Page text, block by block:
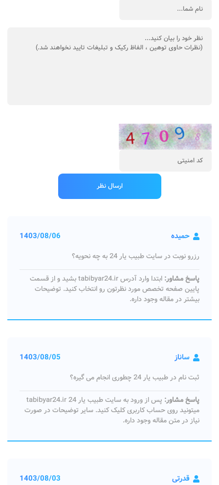
حمیده 1403/08/06
رزرو نوبت در سایت طبیب یار 24 به چه نحویه؟
پاسخ مشاور:
ابتدا وارد آدرس tabibyar24.ir بشید و از قسمت
پایین صفحه تخصص مورد نظرتون رو انتخاب کنید. توضیحات
بیشتر در مقاله وجود داره.
ساناز 1403/08/05
ثبت نام در طبیب یار 24 چطوری انجام می گیره؟
پاسخ مشاور:
پس از ورود به سایت طبیب یار 24 tabibyar24.ir
میتونید روی حساب کاربری کلیک کنید. سایر توضیحات در صورت
نیاز در متن مقاله وجود داره.
قدرتی 1403/08/03